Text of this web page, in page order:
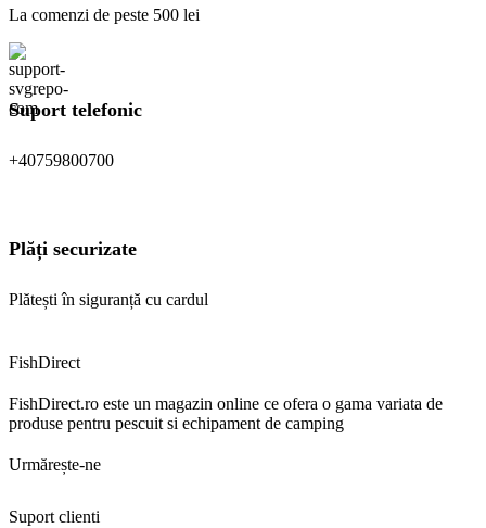
La comenzi de peste 500 lei
Suport telefonic
+40759800700
Plăți securizate
Plătești în siguranță cu cardul
FishDirect
FishDirect.ro este un magazin online ce ofera o gama variata de
produse pentru pescuit si echipament de camping
Urmărește-ne
Suport clienti